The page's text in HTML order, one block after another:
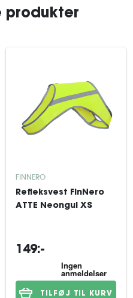
produkter
FINNERO
Refleksvest FinNero
ATTE Neongul XS
149:-
TILFØJ TIL KURV